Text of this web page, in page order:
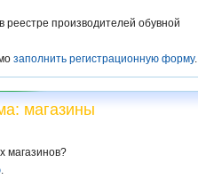
реестре производителей обувной
заполнить регистрационную форму.
магазины
магазинов?
.